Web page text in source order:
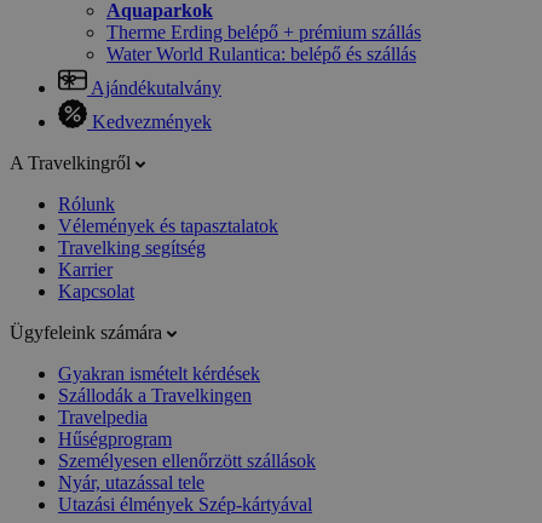
Aquaparkok
Therme Erding belépő + prémium szállás
Water World Rulantica: belépő és szállás
Ajándékutalvány
Kedvezmények
A Travelkingről
Rólunk
Vélemények és tapasztalatok
Travelking segítség
Karrier
Kapcsolat
Ügyfeleink számára
Gyakran ismételt kérdések
Szállodák a Travelkingen
Travelpedia
Hűségprogram
Személyesen ellenőrzött szállások
Nyár, utazással tele
Utazási élmények Szép-kártyával